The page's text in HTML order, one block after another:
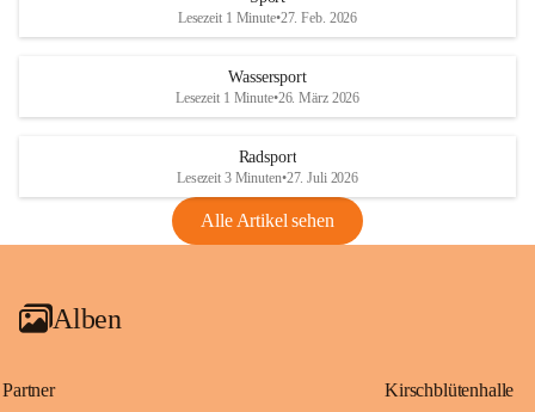
Anhang VBl. EU Nr. 18
1 Seite•1,4 MB
VBl. EU Nr. 18_2026
Lesezeit 1 Minute•27. Feb. 2026
Wassersport
Lesezeit 1 Minute•26. März 2026
Radsport
Lesezeit 3 Minuten•27. Juli 2026
Alle Artikel sehen
Alben
Partner Kirschblütenhalle